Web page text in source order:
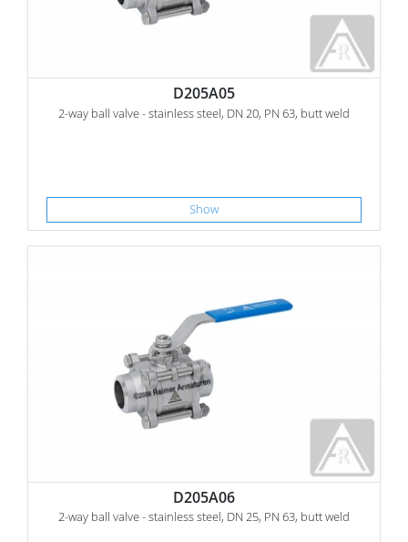
D205A05
2-way ball valve - stainless steel, DN 20, PN 63, butt weld
Show
D205A06
2-way ball valve - stainless steel, DN 25, PN 63, butt weld